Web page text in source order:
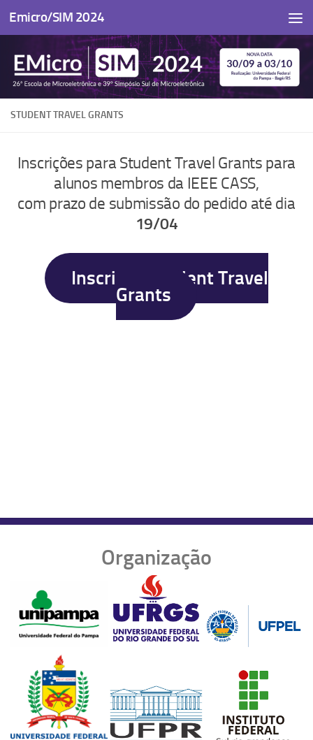
Skip to content
Emicro/SIM 2024
STUDENT TRAVEL GRANTS
Inscrições para Student Travel Grants para
alunos membros da IEEE CASS,
com prazo de submissão do pedido até dia
19/04
Inscrição Student Travel
Grants
Organização